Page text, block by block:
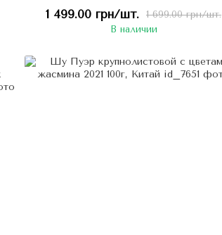
357г Китай1 699.00 грн/шт.
1 499.00 грн/шт.
В наличии